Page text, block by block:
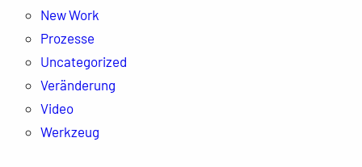
New Work
Prozesse
Uncategorized
Veränderung
Video
Werkzeug